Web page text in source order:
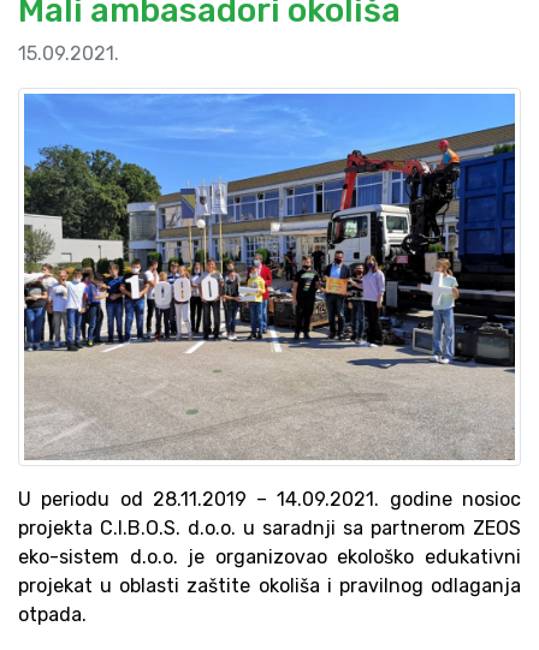
Mali ambasadori okoliša
15.09.2021.
U periodu od 28.11.2019 – 14.09.2021. godine nosioc
projekta C.I.B.O.S. d.o.o. u saradnji sa partnerom ZEOS
eko-sistem d.o.o. je organizovao ekološko edukativni
projekat u oblasti zaštite okoliša i pravilnog odlaganja
otpada.